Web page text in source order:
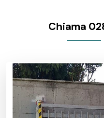
Chiama